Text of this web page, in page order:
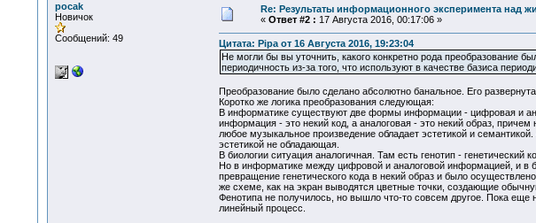
pocak
Новичок
Сообщений: 49
Re: Результаты информационного эксперимента над
« Ответ #2 : 17 Августа 2016, 00:17:06 »
Цитата: Pipa от 16 Августа 2016, 19:23:04
Не могли бы вы уточнить, какого конкретно рода преобразование
периодичность из-за того, что используют в качестве базиса
Преобразование было сделано абсолютно банальное. Его
Коротко же логика преобразования следующая:
В информатике существуют две формы информации - цифровая и
информация - это некий код, а аналоговая - это некий образ,
любое музыкальное произведение обладает эстетикой и
эстетикой не обладающая.
В биологии ситуация аналогичная. Там есть генотип -
Но в информатике между цифровой и аналоговой информацией, и в
превращение генетического кода в некий образ и было
же схеме, как на экран выводятся цветные точки, создающие
Фенотипа не получилось, но вышло что-то совсем другое. Пока еще
линейный процесс.